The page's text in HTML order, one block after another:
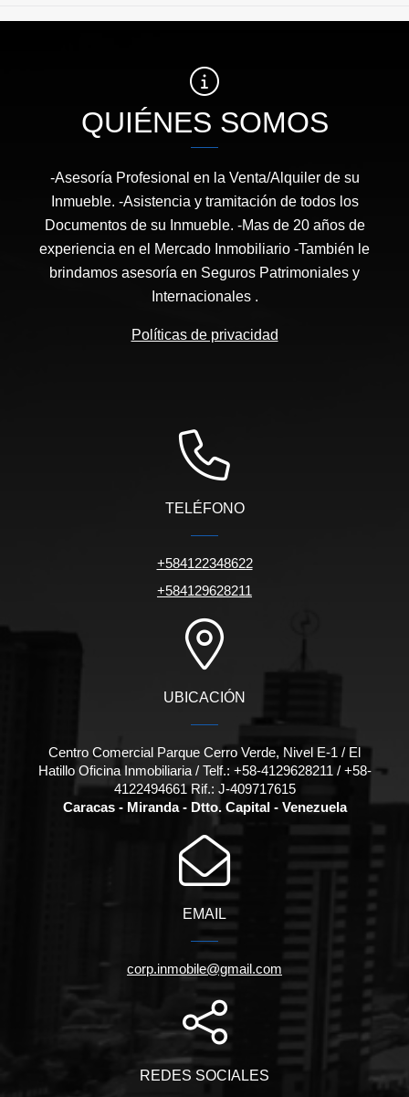
QUIÉNES SOMOS
-Asesoría Profesional en la Venta/Alquiler de su
Inmueble. -Asistencia y tramitación de todos los
Documentos de su Inmueble. -Mas de 20 años de
experiencia en el Mercado Inmobiliario -También le
brindamos asesoría en Seguros Patrimoniales y
Internacionales .
Políticas de privacidad
TELÉFONO
+584122348622
+584129628211
UBICACIÓN
Centro Comercial Parque Cerro Verde, Nivel E-1 / El
Hatillo Oficina Inmobiliaria / Telf.: +58-4129628211 / +58-
4122494661 Rif.: J-409717615
Caracas - Miranda - Dtto. Capital - Venezuela
EMAIL
corp.inmobile@gmail.com
REDES SOCIALES